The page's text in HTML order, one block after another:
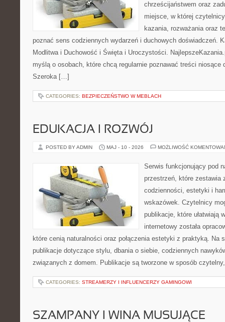
chrześcijaństwem oraz
miejsce, w której
kazania, rozważania oraz
poznać sens codziennych wydarzeń i duchowych doświadczeń.
Modlitwa i Duchowość i Święta i Uroczystości.
myślą o osobach, które chcą regularnie poznawać treści niosące
Szeroka […]
CATEGORIES: BEZPIECZEŃSTWO W MEBLACH
EDUKACJA I ROZWÓJ
POSTED BY ADMIN MAJ - 10 - 2026 MOŻLIWOŚĆ
Serwis funkcjonujący pod
przestrzeń, które zestawia
codzienności, estetyki i
wskazówek. Czytelnicy
publikacje, które ułatwiają
internetowy została
które cenią naturalności oraz połączenia estetyki z praktyką. Na
publikacje dotyczące stylu, dbania o siebie, codziennych
związanych z domem. Publikacje są tworzone w sposób
CATEGORIES: STREAMERZY I INFLUENCERZY GAMINGOWI
SZAMPANY I WINA MUSUJĄCE